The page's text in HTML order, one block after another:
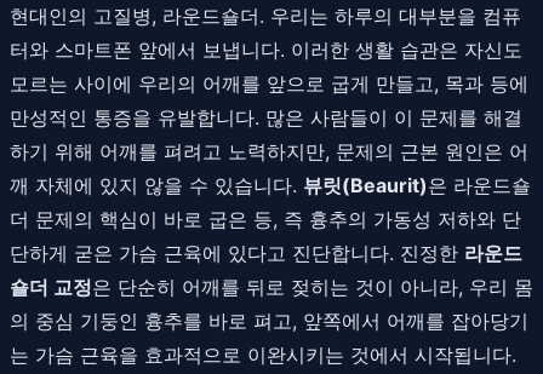
현대인의 고질병, 라운드숄더. 우리는 하루의 대부분을 컴퓨
터와 스마트폰 앞에서 보냅니다. 이러한 생활 습관은 자신도
모르는 사이에 우리의 어깨를 앞으로 굽게 만들고, 목과 등에
만성적인 통증을 유발합니다. 많은 사람들이 이 문제를 해결
하기 위해 어깨를 펴려고 노력하지만, 문제의 근본 원인은 어
깨 자체에 있지 않을 수 있습니다. 뷰릿(Beaurit)은 라운드숄
더 문제의 핵심이 바로 굽은 등, 즉 흉추의 가동성 저하와 단
단하게 굳은 가슴 근육에 있다고 진단합니다. 진정한 라운드
숄더 교정은 단순히 어깨를 뒤로 젖히는 것이 아니라, 우리 몸
의 중심 기둥인 흉추를 바로 펴고, 앞쪽에서 어깨를 잡아당기
는 가슴 근육을 효과적으로 이완시키는 것에서 시작됩니다.